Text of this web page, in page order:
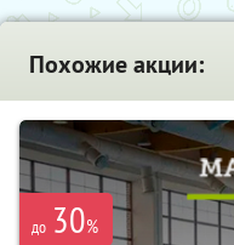
Похожие акции:
до 30%